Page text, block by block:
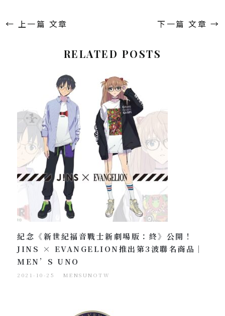
← 上一篇 文章 下一篇 文章 →
RELATED POSTS
紀念《新世紀福音戰士新劇場版：終》公開！
JINS × EVANGELION推出第3波聯名商品｜
MEN’S UNO
2021-10-25 MENSUNOTW